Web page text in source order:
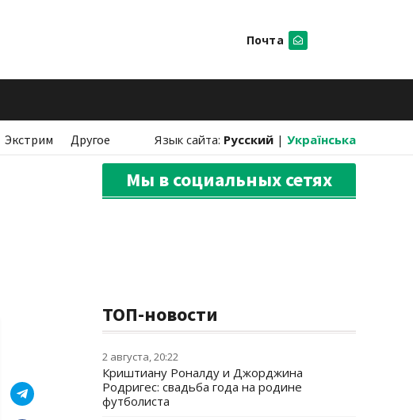
Почта
Экстрим Другое Язык сайта: Русский | Українська
Мы в социальных сетях
ТОП-новости
2 августа, 20:22
Криштиану Роналду и Джорджина
Родригес: свадьба года на родине
футболиста